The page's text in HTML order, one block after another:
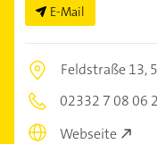
E-Mail
Feldstraße 13,
02332 7 08 06
Webseite